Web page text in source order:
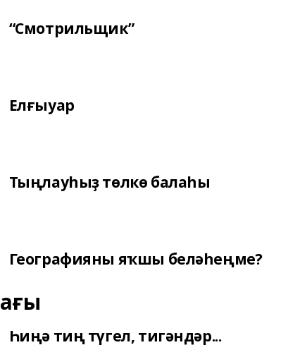
“Смотрильщик”
Елғыуар
Тыңлауһыҙ төлкө балаһы
Географияны яҡшы беләһеңме?
Һиңә тиң түгел, тигәндәр...